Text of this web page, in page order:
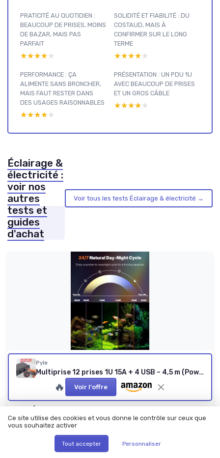
PRATICITÉ AU QUOTIDIEN :
BEAUCOUP DE PRISES, MOINS
DE BAZAR, MAIS PAS
PARFAIT
★★★★★
★★★★★
SOLIDITÉ ET FIABILITÉ : DU
COSTAUD, MAIS À
CONFIRMER SUR LE LONG
TERME
★★★★★
★★★★★
PERFORMANCE : ÇA
ALIMENTE SANS BRONCHER,
MAIS FAUT RESTER DANS
DES USAGES RAISONNABLES
★★★★★
★★★★★
PRÉSENTATION : UN PDU 1U
AVEC BEAUCOUP DE PRISES
ET UN GROS CÂBLE
★★★★★
★★★★★
Éclairage &
électricité :
voir nos
autres
tests et
guides
d'achat
Voir tous les tests Éclairage & électricité →
PAWFLY
40 cm LED Lampe Aquarium Lampe
d'aquarium submersible avec m...
Une rampe pas chère avec vrai mode 24/7
8.4/10★★★★★
★★★★★
Rapport qualité-prix ★★★★★
★★★★★
Pyle
Multiprise 12 prises 1U 15A + 4 USB – 4,5 m (Power Pig Tales EU)
🔥 Voir l'offre
Ce site utilise des cookies et vous donne le contrôle sur ceux que
vous souhaitez activer
Tout accepter Personnaliser